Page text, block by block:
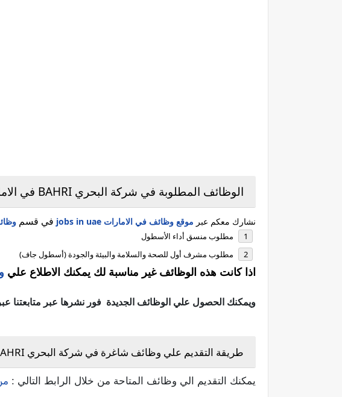
الوظائف المطلوبة في شركة البحري BAHRI في الامارات:
نشارك معكم عبر موقع وظائف في الامارات jobs in uae في قسم
مطلوب منسق أداء الأسطول
مطلوب مشرف أول للصحة والسلامة والبيئة والجودة (أسطول جاف)
اذا كانت هذه الوظائف غير مناسبة لك يمكنك الاطلاع علي
ويمكنك الحصول علي الوظائف الجديدة فور نشرها عبر متابعتنا
طريقة التقديم علي وظائف شاغرة في شركة البحري BAHRI بالامارات:
يمكنك التقديم الي وظائف المتاحة من خلال الرابط التالي :